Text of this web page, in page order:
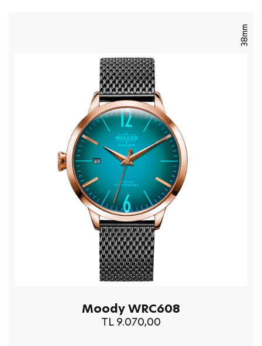
38mm
Moody WRC608
TL 9.070,00